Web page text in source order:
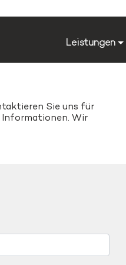
Leistungen
Sie uns für
Informationen. Wir